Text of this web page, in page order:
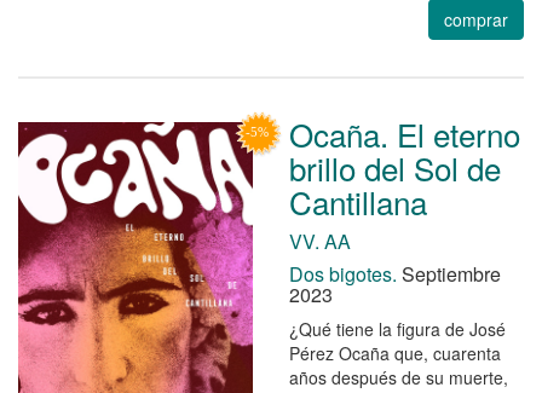
comprar
Ocaña. El eterno
brillo del Sol de
Cantillana
VV. AA
Dos bigotes. Septiembre
2023
¿Qué tiene la figura de José
Pérez Ocaña que, cuarenta
años después de su muerte,